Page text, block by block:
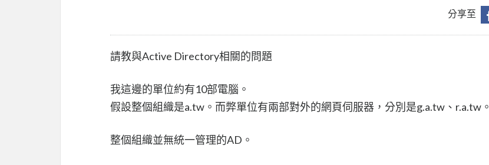
分享至
請教與Active Directory相關的問題
我這邊的單位約有10部電腦。
假設整個組織是a.tw。而弊單位有兩部對外的網頁伺服器，分別是g.a.tw、r.a.tw。
整個組織並無統一管理的AD。